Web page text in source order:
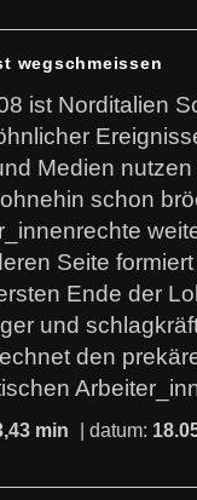
wegschmeissen
ist Norditalien
Medien
schon
Seite
Ende der
und
den
min | datum: